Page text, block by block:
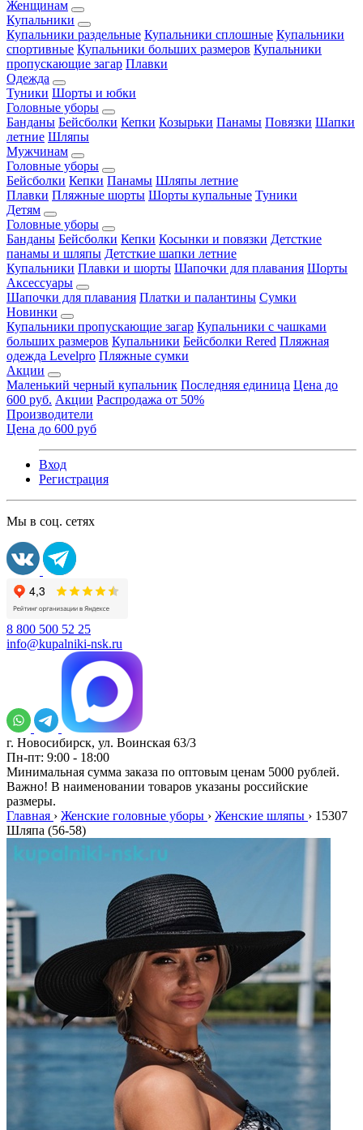
Женщинам
Купальники
Купальники раздельные Купальники сплошные Купальники
спортивные Купальники больших размеров Купальники
пропускающие загар Плавки
Одежда
Туники Шорты и юбки
Головные уборы
Банданы Бейсболки Кепки Козырьки Панамы Повязки Шапки
летние Шляпы
Мужчинам
Головные уборы
Бейсболки Кепки Панамы Шляпы летние
Плавки Пляжные шорты Шорты купальные Туники
Детям
Головные уборы
Банданы Бейсболки Кепки Косынки и повязки Детсткие
панамы и шляпы Детсткие шапки летние
Купальники Плавки и шорты Шапочки для плавания Шорты
Аксессуары
Шапочки для плавания Платки и палантины Сумки
Новинки
Купальники пропускающие загар Купальники с чашками
больших размеров Купальники Бейсболки Rered Пляжная
одежда Levelpro Пляжные сумки
Акции
Маленький черный купальник Последняя единица Цена до
600 руб. Акции Распродажа от 50%
Производители
Цена до 600 руб
Вход
Регистрация
Мы в соц. сетях
8 800 500 52 25
info@kupalniki-nsk.ru
г. Новосибирск, ул. Воинская 63/3
Пн-пт: 9:00 - 18:00
Минимальная сумма заказа по оптовым ценам 5000 рублей.
Важно! В наименовании товаров указаны российские
размеры.
Главная › Женские головные уборы › Женские шляпы › 15307
Шляпа (56-58)